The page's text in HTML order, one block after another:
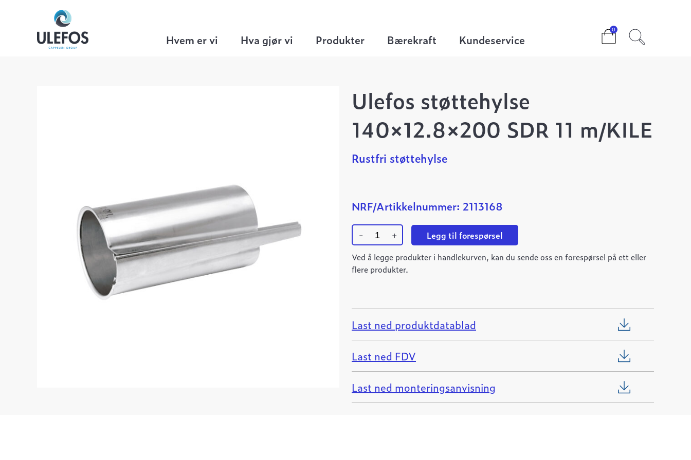
0
Hvem er vi Hva gjør vi Produkter Bærekraft Kundeservice
Ulefos>
Ulefos støttehylse
140×12.8×200 SDR 11 m/KILE
Rustfri støttehylse
NRF/Artikkelnummer: 2113168
-
Ulefos
støttehylse
140x12.8x200
SDR
+ Legg til forespørsel
Ved å legge produkter i handlekurven, kan du sende oss en forespørsel på ett eller
flere produkter.
Last ned produktdatablad
Last ned FDV
Last ned monteringsanvisning